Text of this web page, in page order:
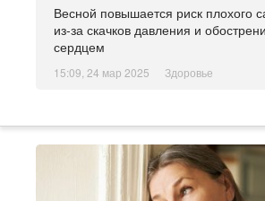
Весной повышается риск плохого
из-за скачков давления и
сердцем
15:09, 24 мар 2025 Здоровье